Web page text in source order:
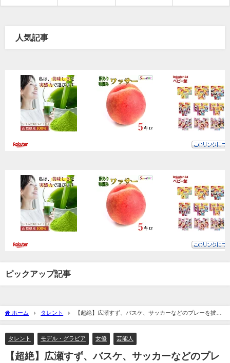
人気記事
ピックアップ記事
ホーム タレント
【超絶】広瀬すず、バスケ、サッカーなどのプレーを披
露・・・
タレント モデル・グラビア 女優 芸能人
【超絶】広瀬すず、バスケ、サッカーなどのプレ